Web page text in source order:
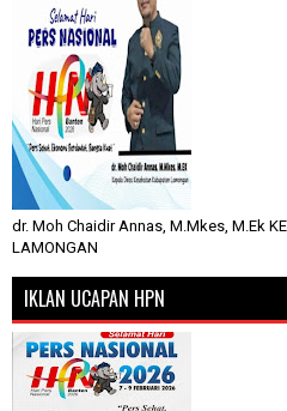
dr. Moh Chaidir Annas, M.Mkes, M.Ek
LAMONGAN
IKLAN UCAPAN HPN